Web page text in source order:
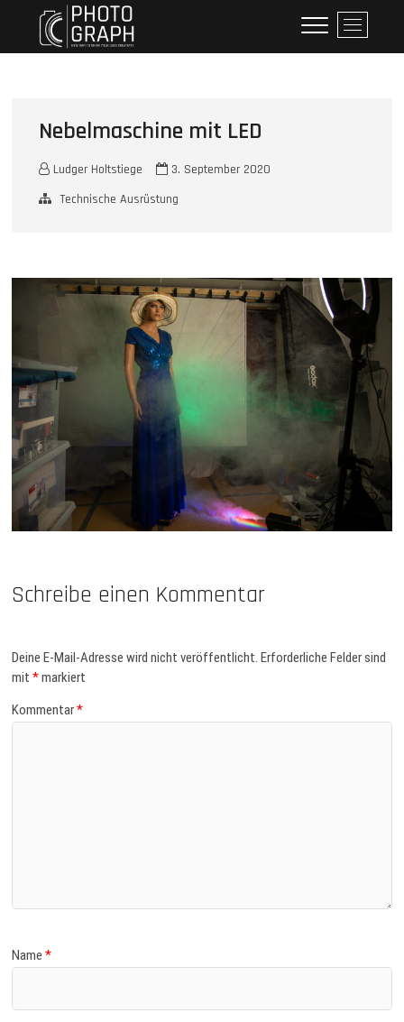
content
Holtstiege Fotodesign
WILLKOMMEN AUF MEINER SEITE
M
e
Nebelmaschine mit LED
Ludger Holtstiege
3. September 2020
Technische Ausrüstung
Schreibe einen Kommentar
Deine E-Mail-Adresse wird nicht veröffentlicht. Erforderliche Felder sind
mit*markiert
Kommentar*
Name*